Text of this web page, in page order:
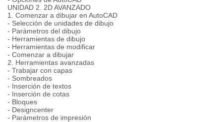
UNIDAD 2. 2D AVANZADO
1. Comenzar a dibujar en AutoCAD
- Selección de unidades de dibujo
- Parámetros del dibujo
- Herramientas de dibujo
- Herramientas de modificar
- Comenzar a dibujar
2. Herramientas avanzadas
- Trabajar con capas
- Sombreados
- Inserción de textos
- Inserción de cotas
- Bloques
- Designcenter
- Parámetros de impresión